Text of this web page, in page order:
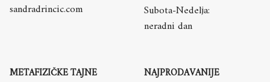
sandradrincic.com
Subota-Nedelja:
neradni dan
METAFIZIČKE TAJNE NAJPRODAVANIJE